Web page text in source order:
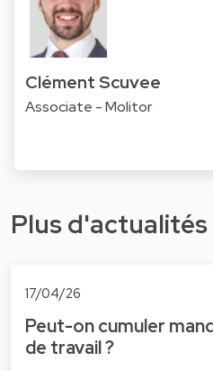
Clément Scuvee
Associate - Molitor
Plus
17/04/26
Peut-on cumuler
de travail ?